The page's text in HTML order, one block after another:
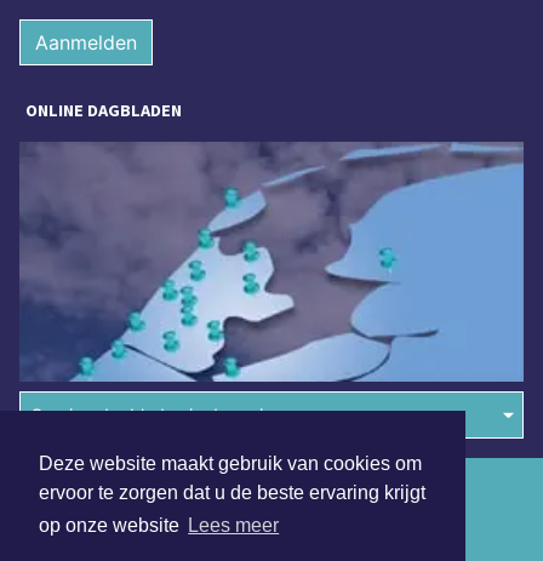
Deze website maakt gebruik van cookies om
ervoor te zorgen dat u de beste ervaring krijgt
op onze website Lees meer
Aanmelden
ONLINE DAGBLADEN
Overige dagbladen in de regio
Algemene voorwaarden
Disclaimer